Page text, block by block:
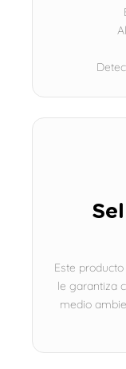
Este
le garantiza
medio